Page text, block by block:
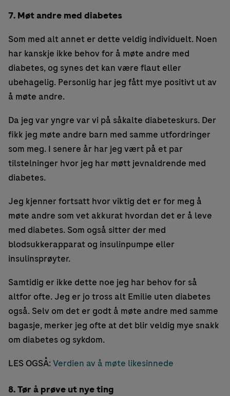
7. Møt andre med diabetes
Som med alt annet er dette veldig individuelt. Noen
har kanskje ikke behov for å møte andre med
diabetes, og synes det kan være flaut eller
ubehagelig. Personlig har jeg fått mye positivt ut av
å møte andre.
Da jeg var yngre var vi på såkalte diabeteskurs. Der
fikk jeg møte andre barn med samme utfordringer
som meg. I senere år har jeg vært på et par
tilstelninger hvor jeg har møtt jevnaldrende med
diabetes.
Jeg kjenner fortsatt hvor viktig det er for meg å
møte andre som vet akkurat hvordan det er å leve
med diabetes. Som også sitter der med
blodsukkerapparat og insulinpumpe eller
insulinsprøyter.
Samtidig er ikke dette noe jeg har behov for så
altfor ofte. Jeg er jo tross alt Emilie uten diabetes
også. Selv om det er godt å møte andre med samme
bagasje, merker jeg ofte at det blir veldig mye snakk
om diabetes og sykdom.
LES OGSÅ:Verdien av å møte likesinnede
8. Tør å prøve ut nye ting